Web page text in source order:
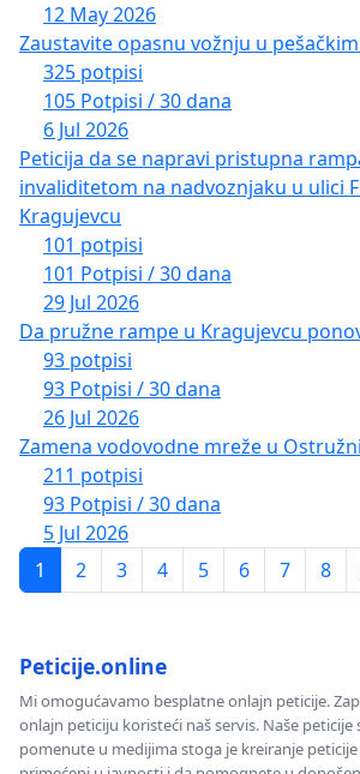
12 May 2026
Zaustavite opasnu vožnju u
325 potpisi
105 Potpisi / 30 dana
6 Jul 2026
Peticija da se napravi pristupna
invaliditetom na nadvoznjaku u ulici
Kragujevcu
101 potpisi
101 Potpisi / 30 dana
29 Jul 2026
Da pružne rampe u Kragujevcu
93 potpisi
93 Potpisi / 30 dana
26 Jul 2026
Zamena vodovodne mreže u
211 potpisi
93 Potpisi / 30 dana
5 Jul 2026
1
2 3 4 5 6 7 8
Peticije.online
Mi omogućavamo besplatne onlajn peticije.
onlajn peticiju koristeći naš servis. Naše peticije
pomenute u medijima stoga je kreiranje